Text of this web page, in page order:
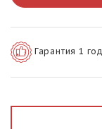
Гарантия 1 год